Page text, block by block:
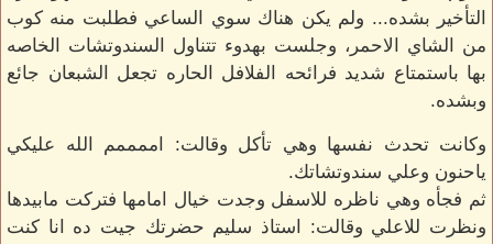
التأخير بشده... ولم يكن هناك سوي الساعي فطلبت منه كوب
من الشاي الاحمر، وجلست بهدوء تتناول السندوتشات الخاصه
بها باستمتاع شديد فرائحه الفلافل الحاره تجعل الشبعان جائع
وبشده.
وكانت تحدث نفسها وهي تأكل وقالت: اممممم الله عليكي
ياحنون وعلي سندوتشاتك.
ثم فجأه وهي ناظره للاسفل وجدت خيال امامها فتركت مابيدها
ونظرت للاعلي وقالت: استاذ سليم حضرتك جيت ده انا كنت